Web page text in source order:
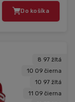
Do košíka
8 97 žltá
10 09 čierna
10 97 žltá
11 09 čierna